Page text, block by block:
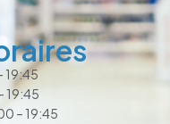
19:45
19:45
– 19:45